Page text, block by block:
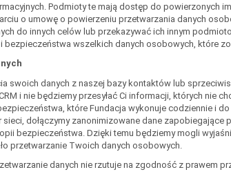
Podmioty te mają dostęp do powierzonych
o umowę o powierzeniu przetwarzania danych
do innych celów lub przekazywać ich innym
wszelkich danych osobowych, które
swoich danych z naszej bazy kontaktów lub
i nie będziemy przesyłać Ci informacji, których nie
które Fundacja wykonuje codziennie i
dołączymy zanonimizowane dane
bezpieczeństwa. Dzięki temu będziemy mogli
przetwarzanie Twoich danych osobowych.
danych nie rzutuje na zgodność z prawem